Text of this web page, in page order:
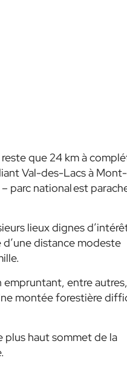
que 24 km à
Val-des-Lacs à Mont-
parc national est
lieux dignes
d’une distance modeste
empruntant, entre
montée forestière
plus haut sommet de la